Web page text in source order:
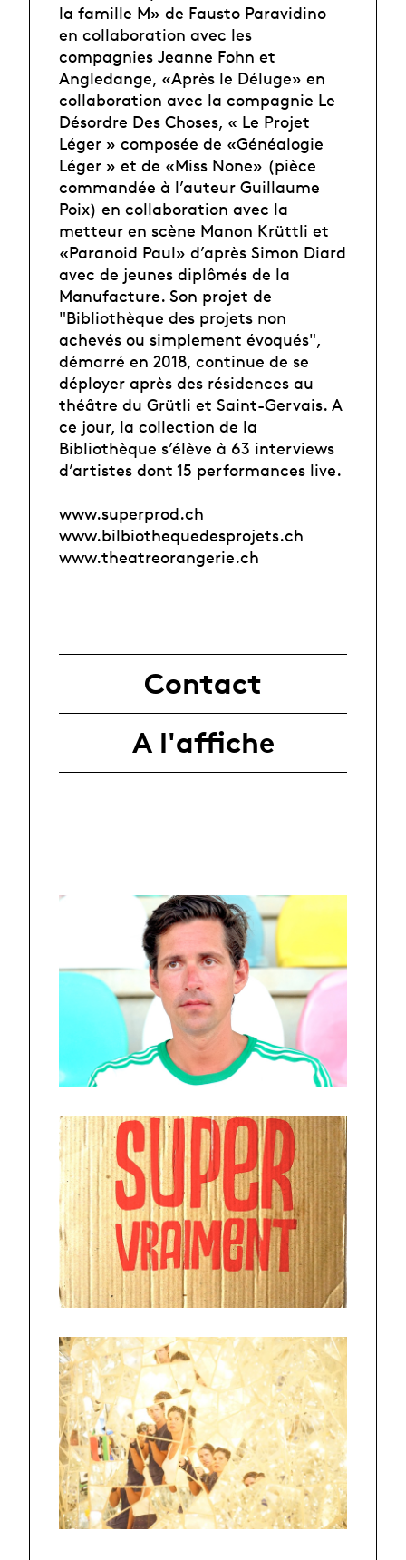
la famille M» de Fausto Paravidino
en collaboration avec les
compagnies Jeanne Fohn et
Angledange, «Après le Déluge» en
collaboration avec la compagnie Le
Désordre Des Choses, « Le Projet
Léger » composée de «Généalogie
Léger » et de «Miss None» (pièce
commandée à l’auteur Guillaume
Poix) en collaboration avec la
metteur en scène Manon Krüttli et
«Paranoid Paul» d’après Simon Diard
avec de jeunes diplômés de la
Manufacture. Son projet de
"Bibliothèque des projets non
achevés ou simplement évoqués",
démarré en 2018, continue de se
déployer après des résidences au
théâtre du Grütli et Saint-Gervais. A
ce jour, la collection de la
Bibliothèque s’élève à 63 interviews
d’artistes dont 15 performances live.
www.superprod.ch
www.bilbiothequedesprojets.ch
www.theatreorangerie.ch
Contact
A l'affiche